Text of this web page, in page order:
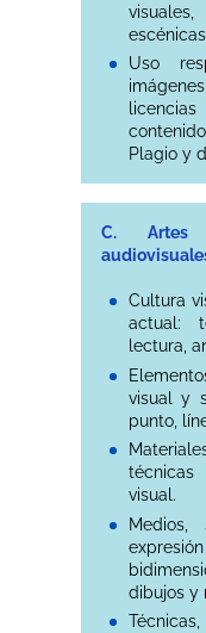
Uso
Plagio y
C. Artes
Cultura
actual:
lectura,
visual y
punto,
visual.
dibujos y